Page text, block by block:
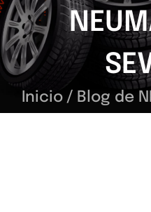
Inicio / Blog de